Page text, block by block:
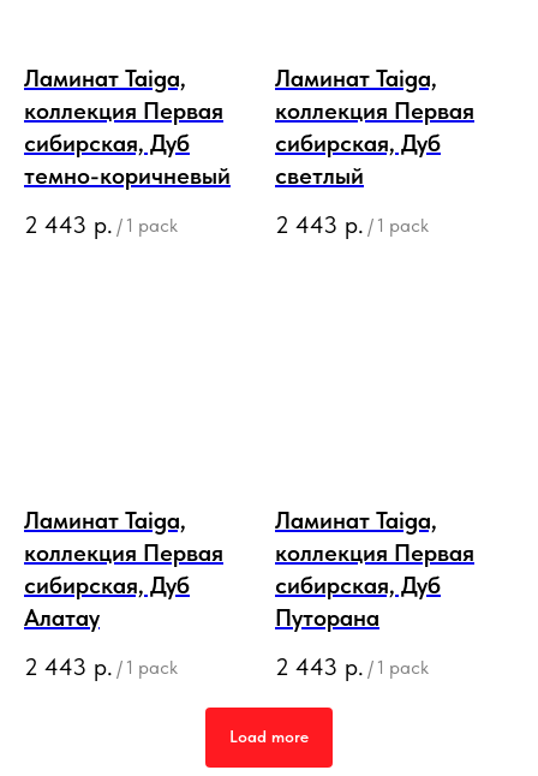
Ламинат Taiga,
коллекция Первая
сибирская, Дуб
темно-коричневый
2 443 р. / 1 pack
Ламинат Taiga,
коллекция Первая
сибирская, Дуб
светлый
2 443 р. / 1 pack
Ламинат Taiga,
коллекция Первая
сибирская, Дуб
Алатау
2 443 р. / 1 pack
Ламинат Taiga,
коллекция Первая
сибирская, Дуб
Путорана
2 443 р. / 1 pack
Load more